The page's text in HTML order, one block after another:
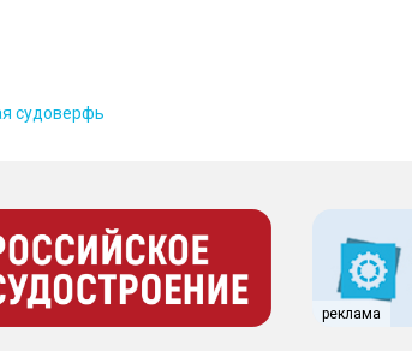
судоверфь
реклама